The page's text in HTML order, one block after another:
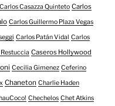
Carlos Casazza Quinteto Carlos
Carlos Guillermo Plaza Vegas
Carlos Patán Vidal Carlos
Caseros Hollywood
Cecilia Gimenez Ceferino
Chaneton Charlie Haden
Chechelos Chet Atkins